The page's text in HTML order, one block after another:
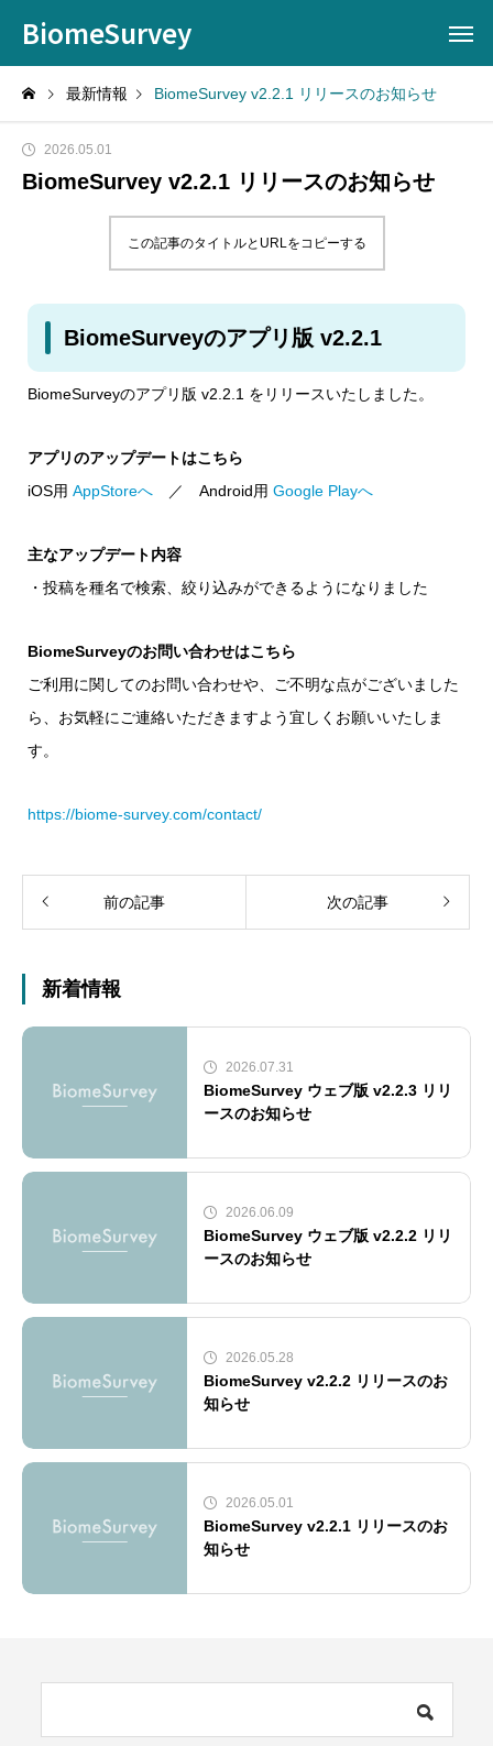
BiomeSurvey
最新情報 BiomeSurvey v2.2.1 リリースのお知らせ
2026.05.01
BiomeSurvey v2.2.1 リリースのお知らせ
この記事のタイトルとURLをコピーする
BiomeSurveyのアプリ版 v2.2.1
BiomeSurveyのアプリ版 v2.2.1 をリリースいたしました。
アプリのアップデートはこちら
iOS用 AppStoreへ ／ Android用 Google Playへ
主なアップデート内容
・投稿を種名で検索、絞り込みができるようになりました
BiomeSurveyのお問い合わせはこちら
ご利用に関してのお問い合わせや、ご不明な点がございました
ら、お気軽にご連絡いただきますよう宜しくお願いいたしま
す。
https://biome-survey.com/contact/
前の記事 次の記事
新着情報
2026.07.31
BiomeSurvey ウェブ版 v2.2.3 リリ
ースのお知らせ
2026.06.09
BiomeSurvey ウェブ版 v2.2.2 リリ
ースのお知らせ
2026.05.28
BiomeSurvey v2.2.2 リリースのお
知らせ
2026.05.01
BiomeSurvey v2.2.1 リリースのお
知らせ